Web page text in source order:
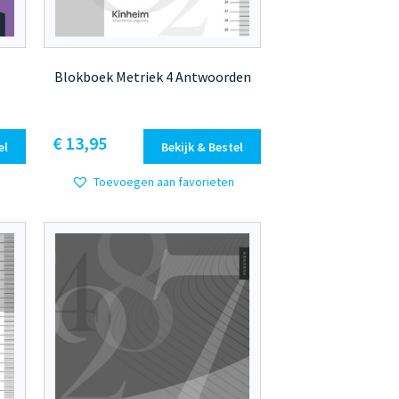
Blokboek Metriek 4 Antwoorden
€ 13,95 Bekijk & Bestel
Toevoegen aan favorieten